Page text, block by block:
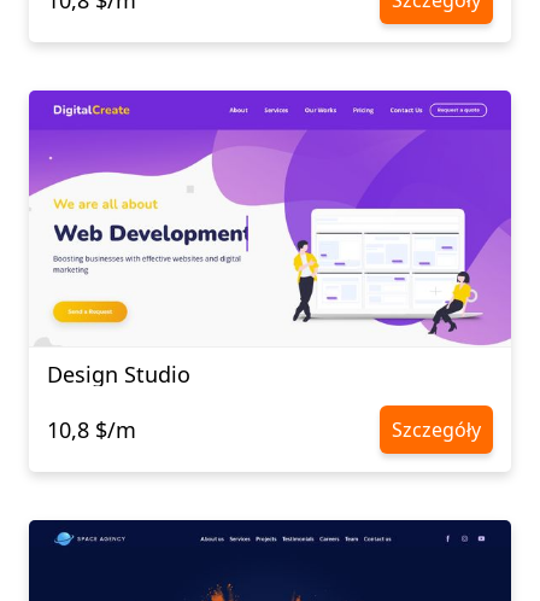
Design Studio
10,8 $/m
Szczegóły